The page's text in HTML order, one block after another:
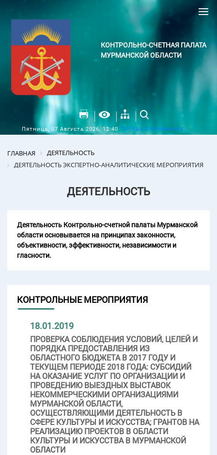
КОНТРОЛЬНО-СЧЕТНАЯ ПАЛАТА
МУРМАНСКОЙ ОБЛАСТИ
Пятница, 07 Августа 2026, 12:40 Погода в Мурманске
ГЛАВНАЯ
ДЕЯТЕЛЬНОСТЬ
ДЕЯТЕЛЬНОСТЬ ЭКСПЕРТНО-АНАЛИТИЧЕСКИЕ МЕРОПРИЯТИЯ
ДЕЯТЕЛЬНОСТЬ
Деятельность Контрольно-счетной палаты Мурманской
области основывается на принципах законности,
объективности, эффективности, независимости и
гласности.
КОНТРОЛЬНЫЕ МЕРОПРИЯТИЯ
18.01.2019
ПРОВЕРКА СОБЛЮДЕНИЯ УСЛОВИЙ, ЦЕЛЕЙ И
ПОРЯДКА ПРЕДОСТАВЛЕНИЯ ИЗ
ОБЛАСТНОГО БЮДЖЕТА В 2017 ГОДУ И
ТЕКУЩЕМ ПЕРИОДЕ 2018 ГОДА: СУБСИДИЙ
НА ОКАЗАНИЕ УСЛУГ ПО ОРГАНИЗАЦИИ И
ПРОВЕДЕНИЮ ВЫЕЗДНЫХ ВЫСТАВОК
НЕКОММЕРЧЕСКИМИ ОРГАНИЗАЦИЯМИ
МУРМАНСКОЙ ОБЛАСТИ,
ОСУЩЕСТВЛЯЮЩИМИ ДЕЯТЕЛЬНОСТЬ В
СФЕРЕ КУЛЬТУРЫ И ИСКУССТВА; ГРАНТОВ НА
РЕАЛИЗАЦИЮ ПРОЕКТОВ В ОБЛАСТИ
КУЛЬТУРЫ И ИСКУССТВА В МУРМАНСКОЙ
ОБЛАСТИ